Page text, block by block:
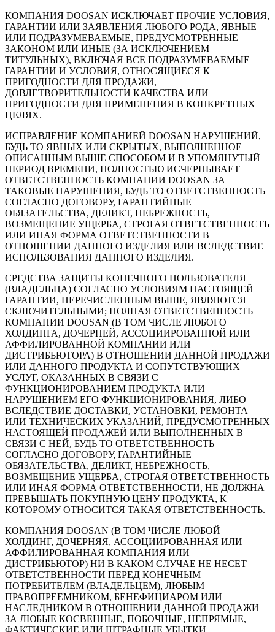
КОМПАНИЯ DOOSAN ИСКЛЮЧАЕТ ПРОЧИЕ УСЛОВИЯ,
ГАРАНТИИ ИЛИ ЗАЯВЛЕНИЯ ЛЮБОГО РОДА, ЯВНЫЕ
ИЛИ ПОДРАЗУМЕВАЕМЫЕ, ПРЕДУСМОТРЕННЫЕ
ЗАКОНОМ ИЛИ ИНЫЕ (ЗА ИСКЛЮЧЕНИЕМ
ТИТУЛЬНЫХ), ВКЛЮЧАЯ ВСЕ ПОДРАЗУМЕВАЕМЫЕ
ГАРАНТИИ И УСЛОВИЯ, ОТНОСЯЩИЕСЯ К
ПРИГОДНОСТИ ДЛЯ ПРОДАЖИ,
ДОВЛЕТВОРИТЕЛЬНОСТИ КАЧЕСТВА ИЛИ
ПРИГОДНОСТИ ДЛЯ ПРИМЕНЕНИЯ В КОНКРЕТНЫХ
ЦЕЛЯХ.
ИСПРАВЛЕНИЕ КОМПАНИЕЙ DOOSAN НАРУШЕНИЙ,
БУДЬ ТО ЯВНЫХ ИЛИ СКРЫТЫХ, ВЫПОЛНЕННОЕ
ОПИСАННЫМ ВЫШЕ СПОСОБОМ И В УПОМЯНУТЫЙ
ПЕРИОД ВРЕМЕНИ, ПОЛНОСТЬЮ ИСЧЕРПЫВАЕТ
ОТВЕТСТВЕННОСТЬ КОМПАНИИ DOOSAN ЗА
ТАКОВЫЕ НАРУШЕНИЯ, БУДЬ ТО ОТВЕТСТВЕННОСТЬ
СОГЛАСНО ДОГОВОРУ, ГАРАНТИЙНЫЕ
ОБЯЗАТЕЛЬСТВА, ДЕЛИКТ, НЕБРЕЖНОСТЬ,
ВОЗМЕЩЕНИЕ УЩЕРБА, СТРОГАЯ ОТВЕТСТВЕННОСТЬ
ИЛИ ИНАЯ ФОРМА ОТВЕТСТВЕННОСТИ В
ОТНОШЕНИИ ДАННОГО ИЗДЕЛИЯ ИЛИ ВСЛЕДСТВИЕ
ИСПОЛЬЗОВАНИЯ ДАННОГО ИЗДЕЛИЯ.
СРЕДСТВА ЗАЩИТЫ КОНЕЧНОГО ПОЛЬЗОВАТЕЛЯ
(ВЛАДЕЛЬЦА) СОГЛАСНО УСЛОВИЯМ НАСТОЯЩЕЙ
ГАРАНТИИ, ПЕРЕЧИСЛЕННЫМ ВЫШЕ, ЯВЛЯЮТСЯ
СКЛЮЧИТЕЛЬНЫМИ; ПОЛНАЯ ОТВЕТСТВЕННОСТЬ
КОМПАНИИ DOOSAN (В ТОМ ЧИСЛЕ ЛЮБОГО
ХОЛДИНГА, ДОЧЕРНЕЙ, АССОЦИИРОВАННОЙ ИЛИ
АФФИЛИРОВАННОЙ КОМПАНИИ ИЛИ
ДИСТРИБЬЮТОРА) В ОТНОШЕНИИ ДАННОЙ ПРОДАЖИ
ИЛИ ДАННОГО ПРОДУКТА И СОПУТСТВУЮЩИХ
УСЛУГ, ОКАЗАННЫХ В СВЯЗИ С
ФУНКЦИОНИРОВАНИЕМ ПРОДУКТА ИЛИ
НАРУШЕНИЕМ ЕГО ФУНКЦИОНИРОВАНИЯ, ЛИБО
ВСЛЕДСТВИЕ ДОСТАВКИ, УСТАНОВКИ, РЕМОНТА
ИЛИ ТЕХНИЧЕСКИХ УКАЗАНИЙ, ПРЕДУСМОТРЕННЫХ
НАСТОЯЩЕЙ ПРОДАЖЕЙ ИЛИ ВЫПОЛНЕННЫХ В
СВЯЗИ С НЕЙ, БУДЬ ТО ОТВЕТСТВЕННОСТЬ
СОГЛАСНО ДОГОВОРУ, ГАРАНТИЙНЫЕ
ОБЯЗАТЕЛЬСТВА, ДЕЛИКТ, НЕБРЕЖНОСТЬ,
ВОЗМЕЩЕНИЕ УЩЕРБА, СТРОГАЯ ОТВЕТСТВЕННОСТЬ
ИЛИ ИНАЯ ФОРМА ОТВЕТСТВЕННОСТИ, НЕ ДОЛЖНА
ПРЕВЫШАТЬ ПОКУПНУЮ ЦЕНУ ПРОДУКТА, К
КОТОРОМУ ОТНОСИТСЯ ТАКАЯ ОТВЕТСТВЕННОСТЬ.
КОМПАНИЯ DOOSAN (В ТОМ ЧИСЛЕ ЛЮБОЙ
ХОЛДИНГ, ДОЧЕРНЯЯ, АССОЦИИРОВАННАЯ ИЛИ
АФФИЛИРОВАННАЯ КОМПАНИЯ ИЛИ
ДИСТРИБЬЮТОР) НИ В КАКОМ СЛУЧАЕ НЕ НЕСЕТ
ОТВЕТСТВЕННОСТИ ПЕРЕД КОНЕЧНЫМ
ПОТРЕБИТЕЛЕМ (ВЛАДЕЛЬЦЕМ), ЛЮБЫМ
ПРАВОПРЕЕМНИКОМ, БЕНЕФИЦИАРОМ ИЛИ
НАСЛЕДНИКОМ В ОТНОШЕНИИ ДАННОЙ ПРОДАЖИ
ЗА ЛЮБЫЕ КОСВЕННЫЕ, ПОБОЧНЫЕ, НЕПРЯМЫЕ,
ФАКТИЧЕСКИЕ ИЛИ ШТРАФНЫЕ УБЫТКИ,